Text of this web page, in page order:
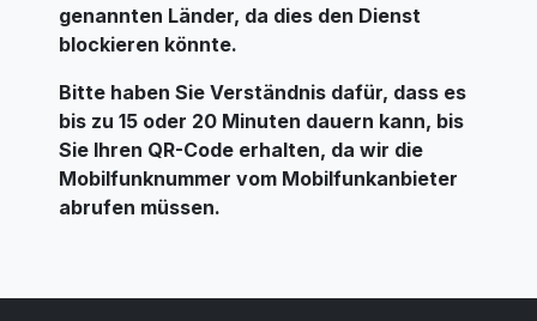
genannten Länder, da dies den Dienst
blockieren könnte.
Bitte haben Sie Verständnis dafür, dass es
bis zu 15 oder 20 Minuten dauern kann, bis
Sie Ihren QR-Code erhalten, da wir die
Mobilfunknummer vom Mobilfunkanbieter
abrufen müssen.